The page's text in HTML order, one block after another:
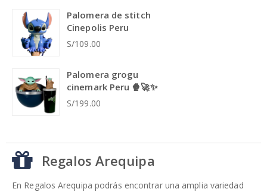
Palomera de stitch
Cinepolis Peru
S/109.00
Palomera grogu
cinemark Peru 🍿🚀✨
S/199.00
Regalos Arequipa
En Regalos Arequipa podrás encontrar una amplia variedad